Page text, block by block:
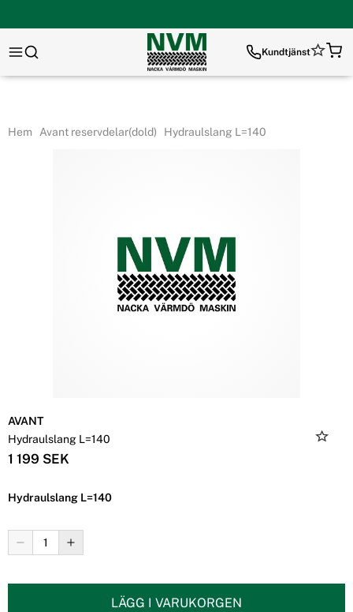
Kundtjänst
Hem Avant reservdelar(dold) Hydraulslang L=140
AVANT
Hydraulslang L=140
1 199 SEK
Hydraulslang L=140
LÄGG I VARUKORGEN